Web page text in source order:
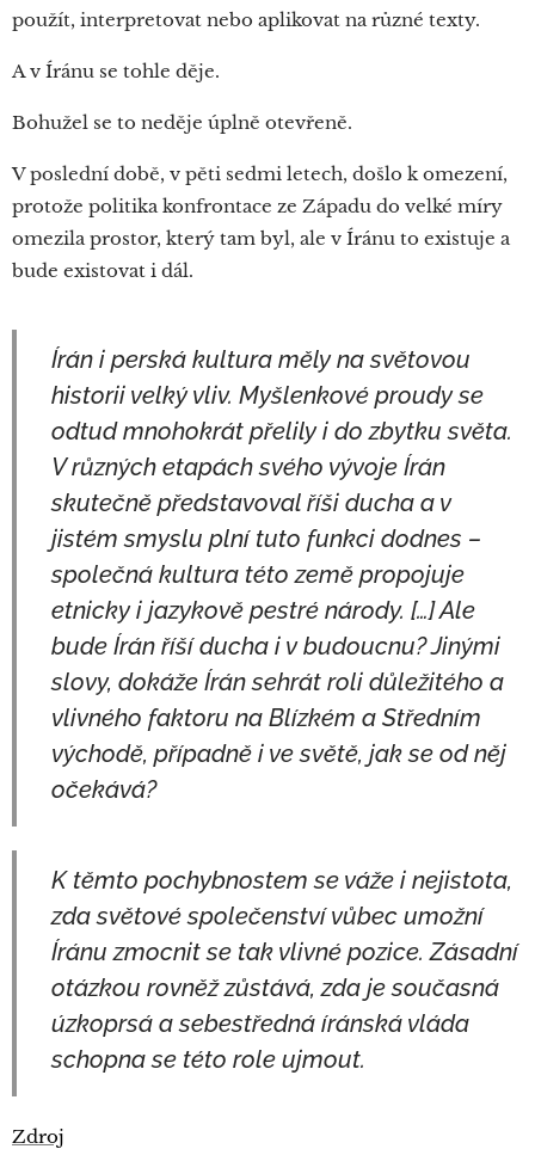
použít, interpretovat nebo aplikovat na různé texty.
A v Íránu se tohle děje.
Bohužel se to neděje úplně otevřeně.
V poslední době, v pěti sedmi letech, došlo k omezení,
protože politika konfrontace ze Západu do velké míry
omezila prostor, který tam byl, ale v Íránu to existuje a
bude existovat i dál.
Írán i perská kultura měly na světovou
historii velký vliv. Myšlenkové proudy se
odtud mnohokrát přelily i do zbytku světa.
V různých etapách svého vývoje Írán
skutečně představoval říši ducha a v
jistém smyslu plní tuto funkci dodnes –
společná kultura této země propojuje
etnicky i jazykově pestré národy. […] Ale
bude Írán říší ducha i v budoucnu? Jinými
slovy, dokáže Írán sehrát roli důležitého a
vlivného faktoru na Blízkém a Středním
východě, případně i ve světě, jak se od něj
očekává?
K těmto pochybnostem se váže i nejistota,
zda světové společenství vůbec umožní
Íránu zmocnit se tak vlivné pozice. Zásadní
otázkou rovněž zůstává, zda je současná
úzkoprsá a sebestředná íránská vláda
schopna se této role ujmout.
Zdroj